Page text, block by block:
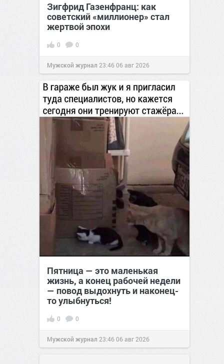
Зигфрид Газенфранц: как
советский «миллионер» стал
жертвой эпохи
0 0
Мужской журнал 23:4606 авг 2026
Пятница — это маленькая
жизнь, а конец рабочей недели
— повод выдохнуть и наконец-
то улыбнуться!
0 0
Мужской журнал 23:4606 авг 2026